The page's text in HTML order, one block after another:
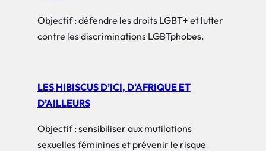
Objectif : défendre les droits LGBT+ et lutter
contre les discriminations LGBTphobes.
LES HIBISCUS D’ICI, D’AFRIQUE ET
D’AILLEURS
Objectif : sensibiliser aux mutilations
sexuelles féminines et prévenir le risque